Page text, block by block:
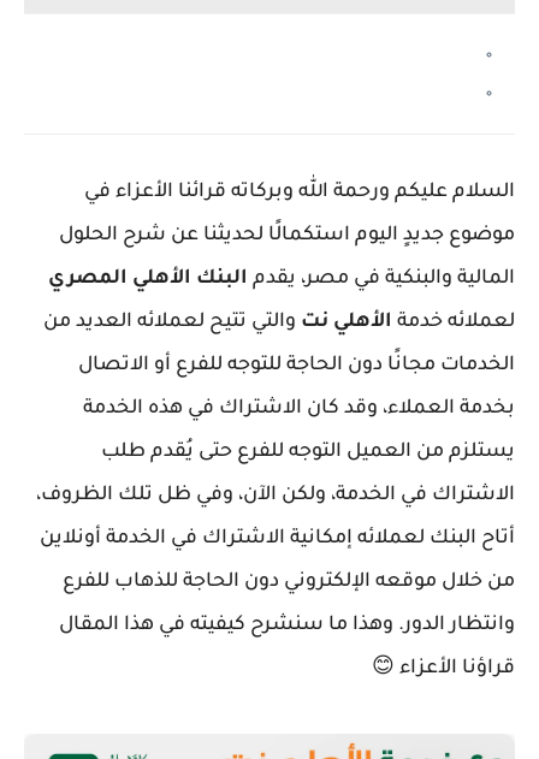
السلام عليكم ورحمة الله وبركاته قرائنا الأعزاء في
موضوع جديدٍ اليوم استكمالًا لحديثنا عن شرح الحلول
المالية والبنكية في مصر، يقدم البنك الأهلي المصري
لعملائه خدمة الأهلي نت والتي تتيح لعملائه العديد من
الخدمات مجانًا دون الحاجة للتوجه للفرع أو الاتصال
بخدمة العملاء، وقد كان الاشتراك في هذه الخدمة
يستلزم من العميل التوجه للفرع حتى يُقدم طلب
الاشتراك في الخدمة، ولكن الآن، وفي ظل تلك الظروف،
أتاح البنك لعملائه إمكانية الاشتراك في الخدمة أونلاين
من خلال موقعه الإلكتروني دون الحاجة للذهاب للفرع
وانتظار الدور. وهذا ما سنشرح كيفيته في هذا المقال
قراؤنا الأعزاء 😊